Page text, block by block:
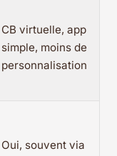
CB virtuelle, app
simple, moins de
personnalisation
Oui, souvent via